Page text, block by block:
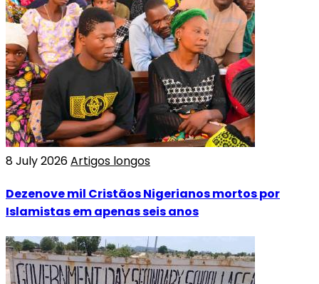
8 July 2026Artigos longos
Dezenove mil Cristãos Nigerianos mortos por
Islamistas em apenas seis anos